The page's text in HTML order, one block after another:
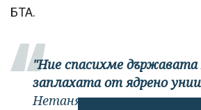
БТА.
"Ние спасихме
заплахата от ядрено
Нетаняху.